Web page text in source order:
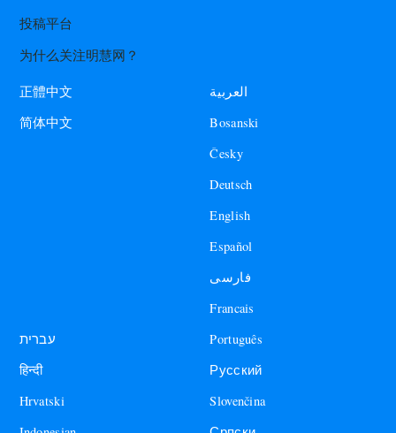
投稿平台
为什么关注明慧网？
正體中文
简体中文
العربية
Bosanski
Česky
Deutsch
English
Español
فارسی
Francais
עברית
हिन्दी
Hrvatski
Português
Русский
Slovenčina